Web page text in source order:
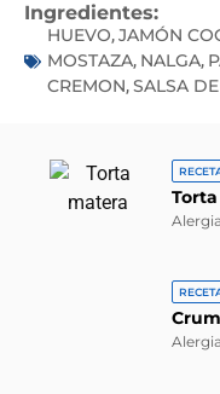
Ingredientes:
HUEVO,JAMÓN
MOSTAZA, NALGA,
CREMON,SALSA